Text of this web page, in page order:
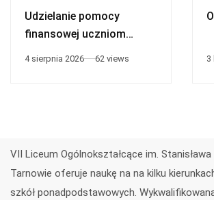
Udzielanie pomocy
finansowej uczniom
4 sierpnia 2026 62 views 3
VII Liceum Ogólnokształcące im.
Tarnowie oferuje naukę na na kilku
szkół ponadpodstawowych.